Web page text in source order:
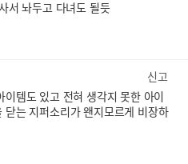
서 놔두고 다녀도 될듯
신고
템도 있고 전혀 생각지 못한 아이
닫는 지퍼소리가 왠지모르게 비장하